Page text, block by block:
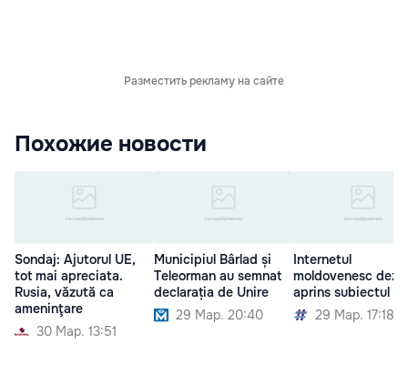
Разместить рекламу на сайте
Похожие новости
Sondaj: Ajutorul UE,
tot mai apreciata.
Rusia, văzută ca
ameninţare
30 Мар. 13:51
Municipiul Bârlad și
Teleorman au semnat
declarația de Unire
29 Мар. 20:40
Internetul
moldovenesc
aprins subiectul
29 Мар. 17:18